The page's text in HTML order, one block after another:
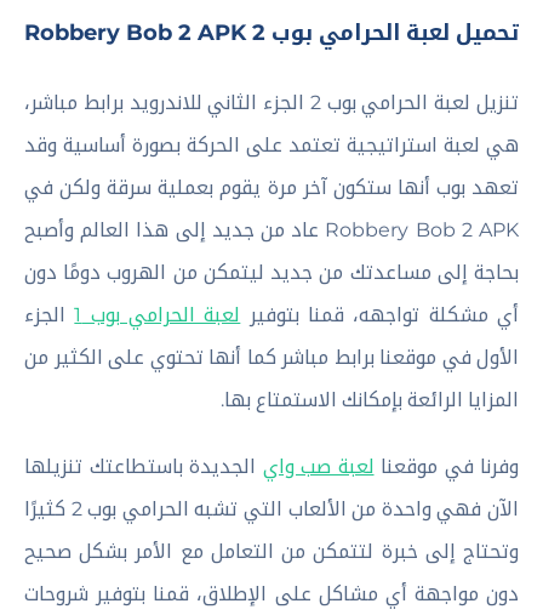
تحميل لعبة الحرامي بوب 2 Robbery Bob 2 APK
تنزيل لعبة الحرامي بوب 2 الجزء الثاني للاندرويد برابط مباشر،
هي لعبة استراتيجية تعتمد على الحركة بصورة أساسية وقد
تعهد بوب أنها ستكون آخر مرة يقوم بعملية سرقة ولكن في
Robbery Bob 2 APK عاد من جديد إلى هذا العالم وأصبح
بحاجة إلى مساعدتك من جديد ليتمكن من الهروب دومًا دون
أي مشكلة تواجهه، قمنا بتوفير لعبة الحرامي بوب 1
الجزء
الأول في موقعنا برابط مباشر كما أنها تحتوي على الكثير من
المزايا الرائعة بإمكانك الاستمتاع بها.
وفرنا في موقعنا لعبة صب واي الجديدة باستطاعتك تنزيلها
الآن فهي واحدة من الألعاب التي تشبه الحرامي بوب 2 كثيرًا
وتحتاج إلى خبرة لتتمكن من التعامل مع الأمر بشكل صحيح
دون مواجهة أي مشاكل على الإطلاق، قمنا بتوفير شروحات